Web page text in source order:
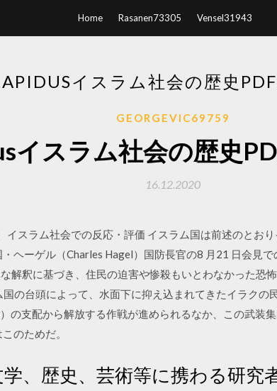
Home Rasanen73305 Vensel31943
イスラム社会の歴史
GEORGEVIC69759
イスラム社会の歴史
16.12.2020
スラム社会での反応・評価 イスラム国は前述のとおり
ヘーゲル（Charles Hagel）国防長官の8 月21 日会見
解釈に基づき、住民の迫害や惨殺もいとわなかった恐
の台頭によって、水面下に抑え込まれてきたイラクの
の支配から解放する作戦が進められるなか、この武装
のためだ。
、歴史、芸術等に携わる研究